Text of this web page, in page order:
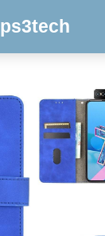
ps3tech